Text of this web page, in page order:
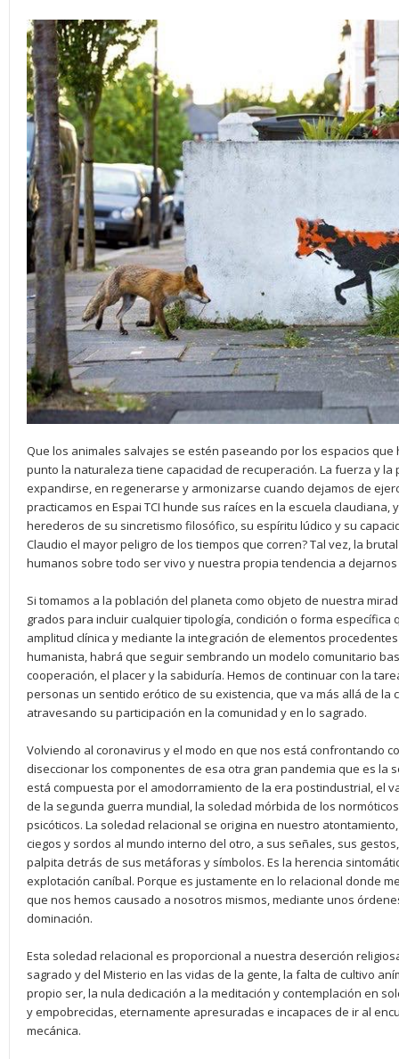
Que los animales salvajes se estén paseando por los espacios
punto la naturaleza tiene capacidad de recuperación. La fuerza y
expandirse, en regenerarse y armonizarse cuando dejamos de
practicamos en Espai TCI hunde sus raíces en la escuela
herederos de su sincretismo filosófico, su espíritu lúdico y su
Claudio el mayor peligro de los tiempos que corren? Tal vez, la
humanos sobre todo ser vivo y nuestra propia tendencia a
Si tomamos a la población del planeta como objeto de nuestra
grados para incluir cualquier tipología, condición o forma específica
amplitud clínica y mediante la integración de elementos
humanista, habrá que seguir sembrando un modelo comunitario
cooperación, el placer y la sabiduría. Hemos de continuar con la
personas un sentido erótico de su existencia, que va más allá de la
atravesando su participación en la comunidad y en lo sagrado.
Volviendo al coronavirus y el modo en que nos está confrontando
diseccionar los componentes de esa otra gran pandemia que es la
está compuesta por el amodorramiento de la era postindustrial, el
de la segunda guerra mundial, la soledad mórbida de los
psicóticos. La soledad relacional se origina en nuestro
ciegos y sordos al mundo interno del otro, a sus señales, sus
palpita detrás de sus metáforas y símbolos. Es la herencia
explotación caníbal. Porque es justamente en lo relacional donde
que nos hemos causado a nosotros mismos, mediante unos
dominación.
Esta soledad relacional es proporcional a nuestra deserción
sagrado y del Misterio en las vidas de la gente, la falta de cultivo
propio ser, la nula dedicación a la meditación y contemplación en
y empobrecidas, eternamente apresuradas e incapaces de ir al
mecánica.